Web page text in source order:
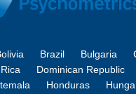
Brazil Bulgaria
Dominican Republic
Honduras